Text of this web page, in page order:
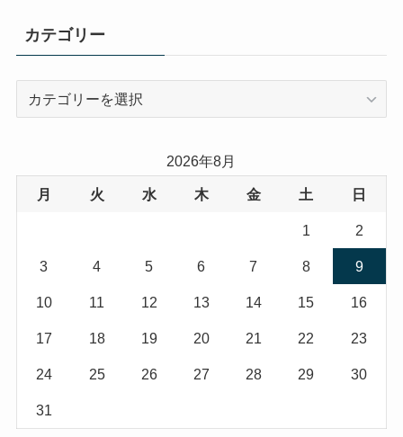
カテゴリー
ー
2026年8月
月 火 水 木 金 土 日
1 2
3 4 5 6 7 8 9
10 11 12 13 14 15 16
17 18 19 20 21 22 23
24 25 26 27 28 29 30
31